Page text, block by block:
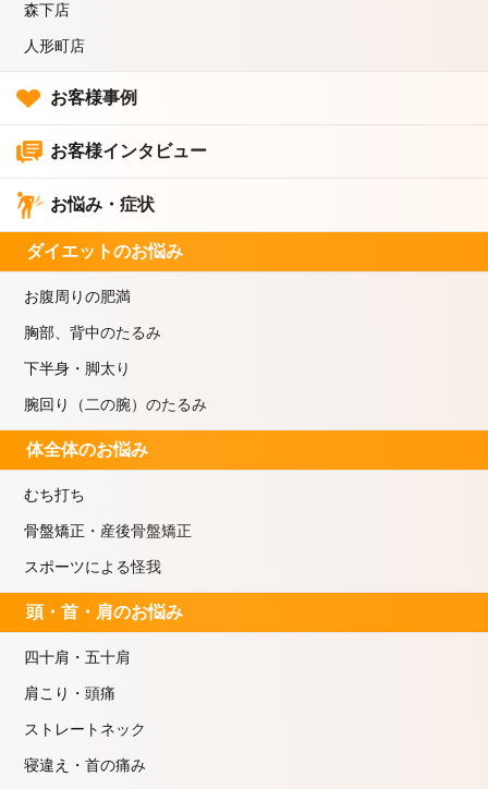
森下店
人形町店
お客様事例
お客様インタビュー
お悩み・症状
ダイエットのお悩み
お腹周りの肥満
胸部、背中のたるみ
下半身・脚太り
腕回り（二の腕）のたるみ
体全体のお悩み
むち打ち
骨盤矯正・産後骨盤矯正
スポーツによる怪我
頭・首・肩のお悩み
四十肩・五十肩
肩こり・頭痛
ストレートネック
寝違え・首の痛み